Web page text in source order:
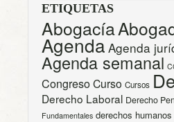
ETIQUETAS
Abogacía
Agenda Agenda
Agenda semanal
CongresoCurso Cursos
Derecho Laboral Derecho
Fundamentales derechos humanos